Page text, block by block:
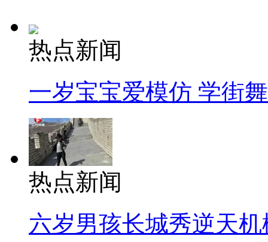
热点新闻
一岁宝宝爱模仿 学街
热点新闻
六岁男孩长城秀逆天机